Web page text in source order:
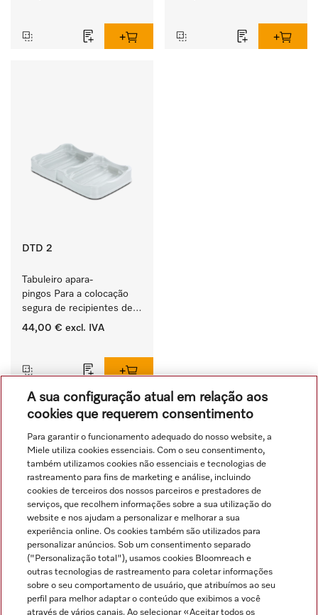
DTD 2
Tabuleiro apara-
pingos Para a colocação
segura de recipientes de
produtos ProCare.
44,00 € excl. IVA
Navegação
Serviço
A sua configuração atual em relação aos
cookies que requerem consentimento
Para garantir o funcionamento adequado do nosso website, a
Miele utiliza cookies essenciais. Com o seu consentimento,
também utilizamos cookies não essenciais e tecnologias de
rastreamento para fins de marketing e análise, incluindo
cookies de terceiros dos nossos parceiros e prestadores de
serviços, que recolhem informações sobre a sua utilização do
website e nos ajudam a personalizar e melhorar a sua
experiência online. Os cookies também são utilizados para
personalizar anúncios. Sob um consentimento separado
("Personalização total"), usamos cookies Bloomreach e
outras tecnologias de rastreamento para coletar informações
sobre o seu comportamento de usuário, que atribuímos ao seu
perfil para melhor adaptar o conteúdo que exibimos a você
através de vários canais. Ao selecionar «Aceitar todos os